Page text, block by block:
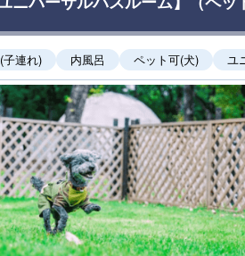
子連れ) 内風呂 ペット可(犬) ユ